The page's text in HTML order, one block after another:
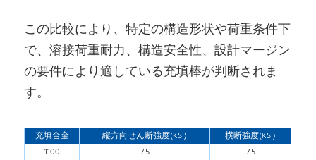
この比較により、特定の構造形状や荷重条件下
で、溶接荷重耐力、構造安全性、設計マージン
の要件により適している充填棒が判断されま
す。
充填合金 縦方向せん断強度(KSI)
横断強度(KSI)
1100
7.5
7.5